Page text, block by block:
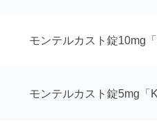
モンテルカスト錠10mg「
モンテルカスト錠5mg「